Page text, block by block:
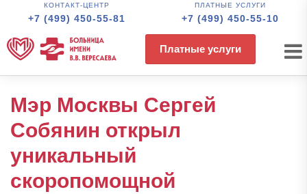
КОНТАКТ-ЦЕНТР
+7 (499) 450-55-81
ПЛАТНЫЕ УСЛУГИ
+7 (499) 450-55-10
Платные услуги
Мэр Москвы Сергей
Собянин открыл
уникальный
скоропомощной